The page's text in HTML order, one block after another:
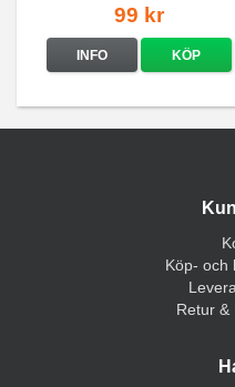
99 kr
INFO KÖP
Köp- och
Retur &